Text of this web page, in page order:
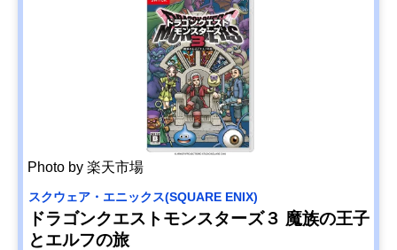
Photo by 楽天市場
スクウェア・エニックス(SQUARE ENIX)
ドラゴンクエストモンスターズ３ 魔族の王子
とエルフの旅